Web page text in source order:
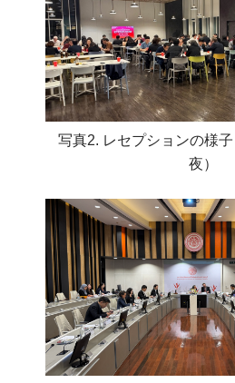
写真2. レセプションの様
夜）